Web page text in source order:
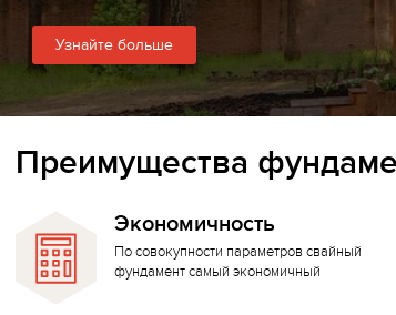
Узнайте больше
Преимущества
Экономичность
По совокупности параметров свайный
фундамент самый экономичный